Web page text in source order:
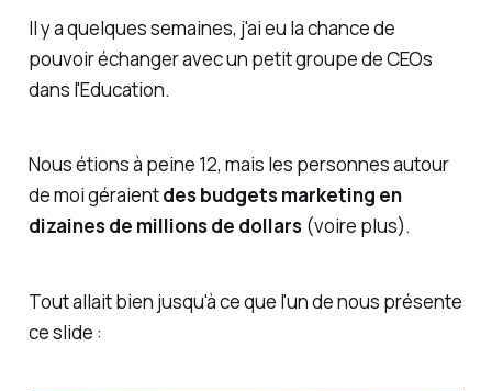
Il y a quelques semaines, j'ai eu la chance de
pouvoir échanger avec un petit groupe de CEOs
dans l'Education.
Nous étions à peine 12, mais les personnes autour
de moi géraientdes budgets marketing en
dizaines de millions de dollars(voire plus).
Tout allait bien jusqu'à ce que l'un de nous présente
ce slide :